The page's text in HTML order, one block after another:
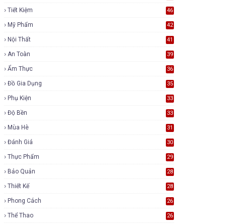
Tiết Kiệm 46
Mỹ Phẩm 42
Nội Thất 41
An Toàn 39
Ẩm Thực 36
Đồ Gia Dụng 35
Phụ Kiện 33
Độ Bền 33
Mùa Hè 31
Đánh Giá 30
Thực Phẩm 29
Bảo Quản 28
Thiết Kế 28
Phong Cách 26
Thể Thao 26